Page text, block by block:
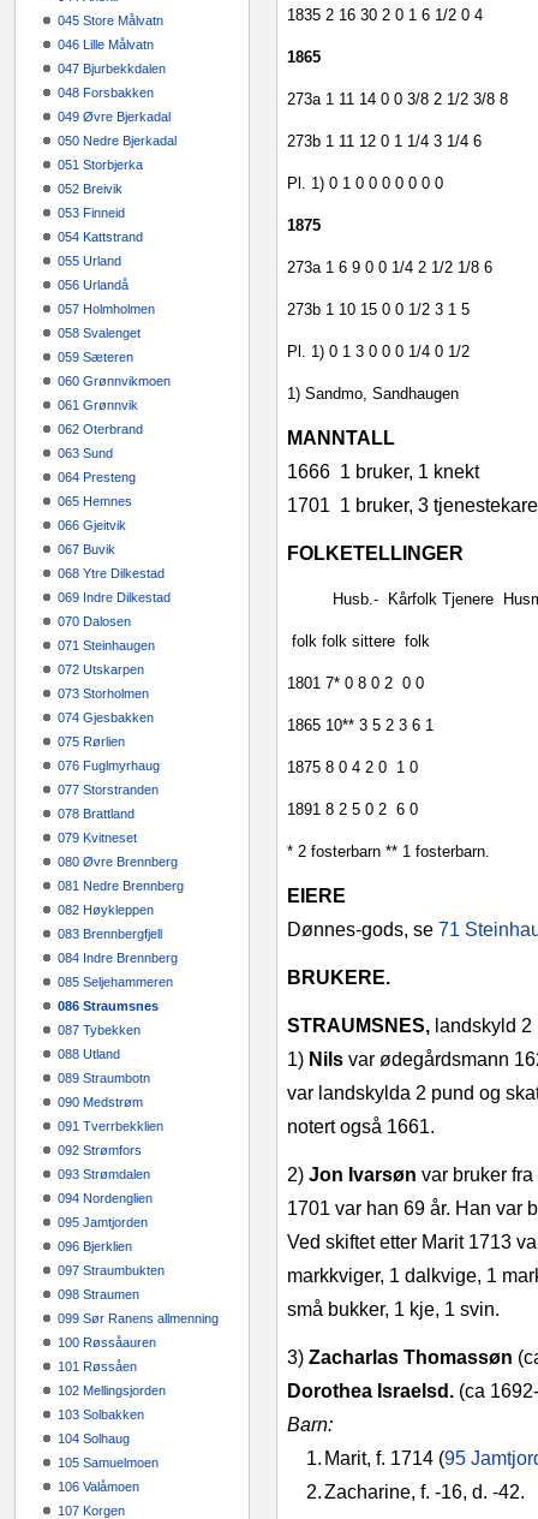
045 Store Målvatn
046 Lille Målvatn
047 Bjurbekkdalen
048 Forsbakken
049 Øvre Bjerkadal
050 Nedre Bjerkadal
051 Storbjerka
052 Breivik
053 Finneid
054 Kattstrand
055 Urland
056 Urlandå
057 Holmholmen
058 Svalenget
059 Sæteren
060 Grønnvikmoen
061 Grønnvik
062 Oterbrand
063 Sund
064 Presteng
065 Hemnes
066 Gjeitvik
067 Buvik
068 Ytre Dilkestad
069 Indre Dilkestad
070 Dalosen
071 Steinhaugen
072 Utskarpen
073 Storholmen
074 Gjesbakken
075 Rørlien
076 Fuglmyrhaug
077 Storstranden
078 Brattland
079 Kvitneset
080 Øvre Brennberg
081 Nedre Brennberg
082 Høykleppen
083 Brennbergfjell
084 Indre Brennberg
085 Seljehammeren
086 Straumsnes
087 Tybekken
088 Utland
089 Straumbotn
090 Medstrøm
091 Tverrbekklien
092 Strømfors
093 Strømdalen
094 Nordenglien
095 Jamtjorden
096 Bjerklien
097 Straumbukten
098 Straumen
099 Sør Ranens allmenning
100 Røssåauren
101 Røssåen
102 Mellingsjorden
103 Solbakken
104 Solhaug
105 Samuelmoen
106 Valåmoen
107 Korgen
1835 2 16 30 2 0 1 6 1/2 0 4
1865
273a 1 11 14 0 0 3/8 2 1/2 3/8 8
273b 1 11 12 0 1 1/4 3 1/4 6
Pl. 1) 0 1 0 0 0 0 0 0 0
1875
273a 1 6 9 0 0 1/4 2 1/2 1/8 6
273b 1 10 15 0 0 1/2 3 1 5
Pl. 1) 0 1 3 0 0 0 1/4 0 1/2
1) Sandmo, Sandhaugen
MANNTALL
1666 1 bruker, 1 knekt
1701 1 bruker, 3
FOLKETELLINGER
Husb.‑ Kårfolk Tjenere
folk folk sittere folk
1801 7* 0 8 0 2 0 0
1865 10** 3 5 2 3 6 1
1875 8 0 4 2 0 1 0
1891 8 2 5 0 2 6 0
* 2 fosterbarn ** 1 fosterbarn.
EIERE
Dønnes‑gods, se 71
BRUKERE.
STRAUMSNES, landskyld
1) Nils var ødegårdsmann
var landskylda 2 pund og
notert også 1661.
2) Jon Ivarsøn var bruker
1701 var han 69 år. Han var
Ved skiftet etter Marit 1713
markkviger, 1 dalkvige, 1
små bukker, 1 kje, 1 svin.
3) Zacharlas Thomassøn
Dorothea Israelsd. (ca
Barn:
1. Marit, f. 1714 (95
2.Zacharine, f. ‑16, d. ‑42.